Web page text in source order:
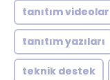
tanıtım
tanıtım yazıları
teknik destek